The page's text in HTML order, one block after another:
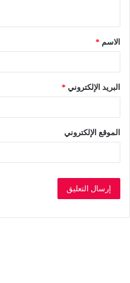
ق
*الاسم *
البريد الإلكتروني *
الموقع الإلكتروني